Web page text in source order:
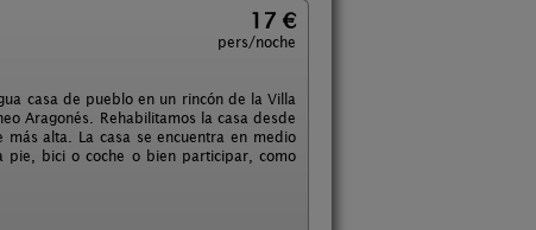
17 €
pers/noche
casa de pueblo en un rincón de la Villa
Aragonés. Rehabilitamos la casa desde
alta. La casa se encuentra en medio
pie, bici o coche o bien participar, como